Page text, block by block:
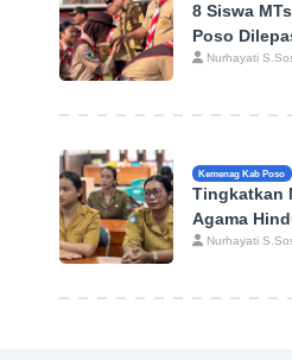
8 Siswa
Poso
Nurhayati
Kemenag Kab Poso
Tingkatkan
Agama
Nurhayati